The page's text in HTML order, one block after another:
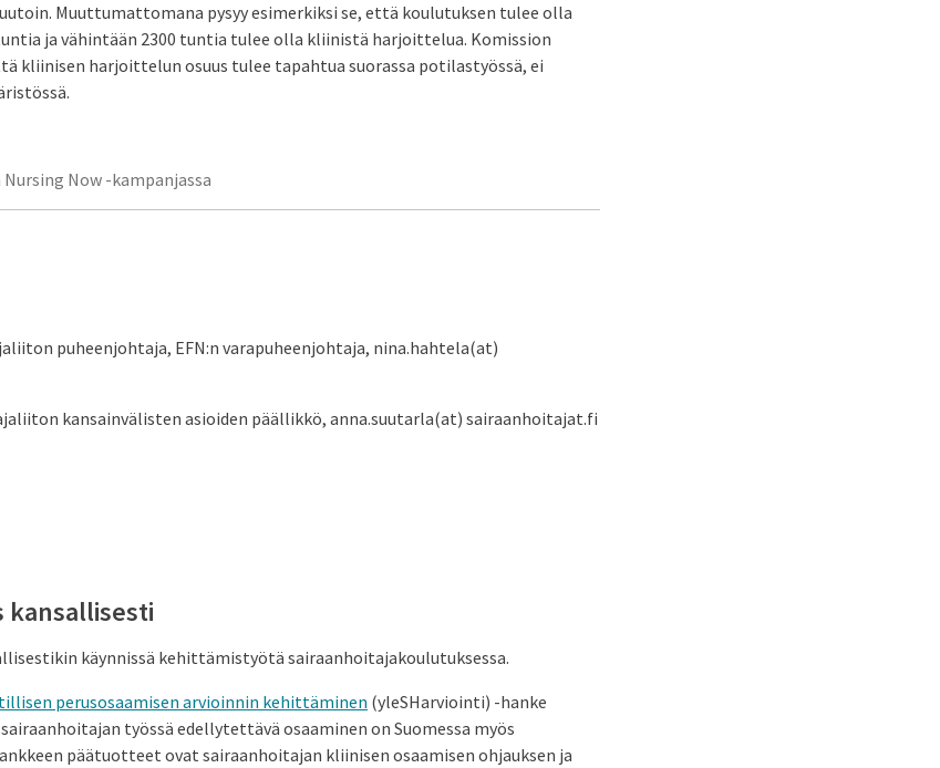
Muuttumattomana pysyy esimerkiksi se, että koulutuksen tulee olla
ja vähintään 2300 tuntia tulee olla kliinistä harjoittelua. Komission
kliinisen harjoittelun osuus tulee tapahtua suorassa potilastyössä, ei
Now -kampanjassa
puheenjohtaja, EFN:n varapuheenjohtaja, nina.hahtela(at)
kansainvälisten asioiden päällikkö, anna.suutarla(at) sairaanhoitajat.fi
kansallisesti
käynnissä kehittämistyötä sairaanhoitajakoulutuksessa.
perusosaamisen arvioinnin kehittäminen (yleSHarviointi) -hanke
työssä edellytettävä osaaminen on Suomessa myös
päätuotteet ovat sairaanhoitajan kliinisen osaamisen ohjauksen ja